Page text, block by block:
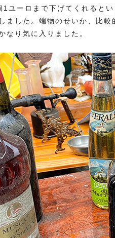
1ユーロまで下げてくれると
ました。端物のせいか、比
なり気に入りました。